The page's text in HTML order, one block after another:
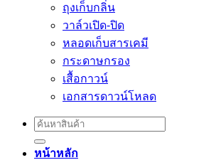
ถุงเก็บกลิ่น
วาล์วเปิด-ปิด
หลอดเก็บสารเคมี
กระดาษกรอง
เสื้อกาวน์
เอกสารดาวน์โหลด
Search
for:
หน้าหลัก